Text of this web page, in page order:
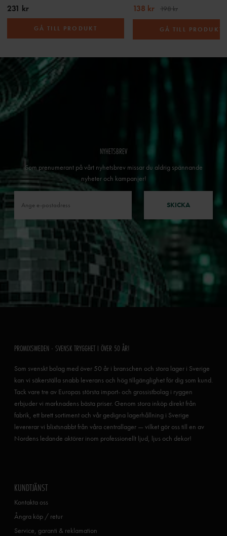
231 kr
GÅ TILL PRODUKT
138 kr 198 kr
GÅ TILL PRODUKT
NYHETSBREV
Som prenumerant på vårt nyhetsbrev missar du aldrig spännande
nyheter och kampanjer!
SKICKA
PROMIXSWEDEN - SVENSK TRYGGHET I ÖVER 50 ÅR!
Som svenskt bolag med över 50 år i branschen och stora lager i Sverige
kan vi säkerställa snabb leverans och hög tillgänglighet för dig som kund.
Tack vare tre av Europas största import- och grossistbolag i ryggen
erbjuder vi marknadens bästa priser. Genom stora inköp direkt från
fabrik, ett brett sortiment och vår gedigna lagerhållning i Sverige
levererar vi blixtsnabbt från våra centrallager — vilket gör oss till en av
Nordens ledande aktörer inom professionellt ljud, ljus och dekor!
KUNDTJÄNST
Kontakta oss
Ångra köp / retur
Service, garanti & reklamation